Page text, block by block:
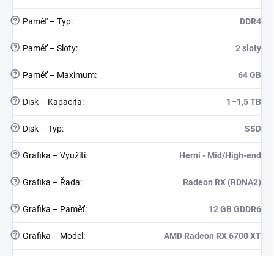
? Paměť – Typ: DDR4
? Paměť – Sloty: 2 sloty
? Paměť – Maximum: 64 GB
? Disk – Kapacita: 1–1,5 TB
? Disk – Typ: SSD
? Grafika – Využití: Herní - Mid/High-end
? Grafika – Řada: Radeon RX (RDNA2)
? Grafika – Paměť: 12 GB GDDR6
? Grafika – Model : AMD Radeon RX 6700 XT